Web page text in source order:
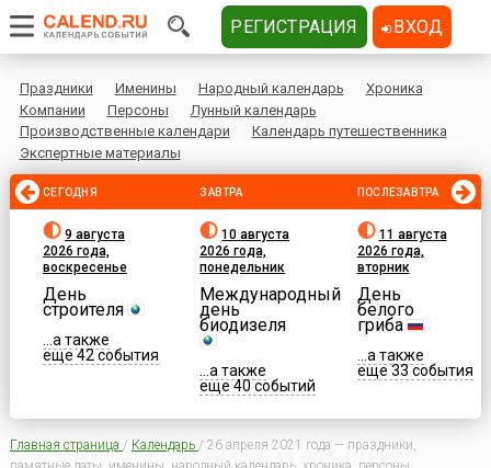
Праздники Именины Народный календарь
Хроника
Компании
Персоны
Лунный календарь
Производственные календари
Календарь путешественника
Экспертные материалы
СЕГОДНЯ
9 августа
2026 года,
воскресенье
День
строителя
...а также
еще 42 события
ЗАВТРА
10 августа
2026 года,
понедельник
Международный
день
биодизеля
...а также
еще 40 событий
ПОСЛЕЗАВТРА
11 августа
2026 года,
вторник
День
белого
гриба
...а также
еще 33 события
Главная страница / Календарь / 26 апреля 2021 года — праздники,
РЕГИСТРАЦИЯ ВХОД